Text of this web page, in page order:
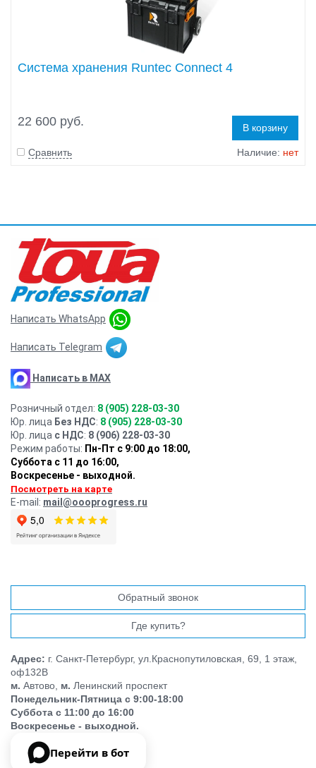
Система хранения Runtec Connect 4
22 600 руб. В корзину
Сравнить Наличие: нет
Написать WhatsApp
Написать Telegram
Написать в MAX
Розничный отдел: 8 (905) 228-03-30
Юр. лица Без НДС: 8 (905) 228-03-30
Юр. лица с НДС: 8 (906) 228-03-30
Режим работы: Пн-Пт с 9:00 до 18:00,
Суббота с 11 до 16:00,
Воскресенье - выходной.
Посмотреть на карте
E-mail: mail@oooprogress.ru
Обратный звонок
Где купить?
Адрес: г. Санкт-Петербург, ул.Краснопутиловская, 69, 1 этаж,
оф132В
м. Автово, м. Ленинский проспект
Понедельник-Пятница с 9:00-18:00
Суббота с 11:00 до 16:00
Воскресенье - выходной.
Перейти в бот